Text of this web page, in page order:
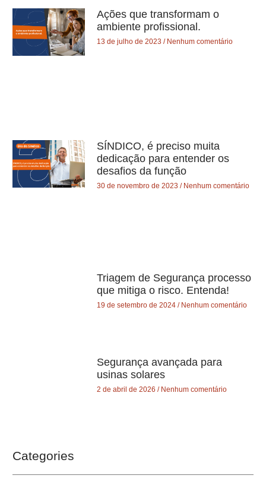
Ações que transformam o
ambiente profissional.
13 de julho de 2023 Nenhum comentário
SÍNDICO, é preciso muita
dedicação para entender os
desafios da função
30 de novembro de 2023 Nenhum comentário
Triagem de Segurança processo
que mitiga o risco. Entenda!
19 de setembro de 2024 Nenhum comentário
Segurança avançada para
usinas solares
2 de abril de 2026 Nenhum comentário
Categories